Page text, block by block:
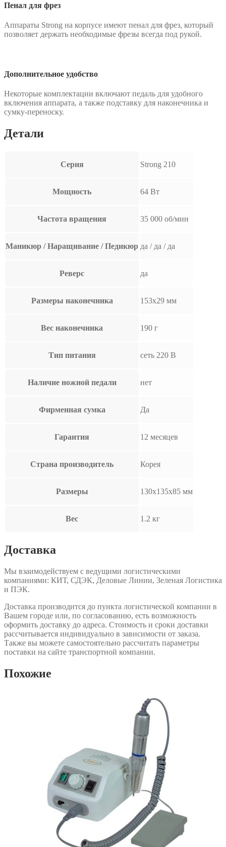
Пенал для фрез
Аппараты Strong на корпусе имеют пенал для фрез, который
позволяет держать необходимые фрезы всегда под рукой.
Дополнительное удобство
Некоторые комплектации включают педаль для удобного
включения аппарата, а также подставку для наконечника и
сумку-переноску.
Детали
Серия Strong 210
Мощность 64 Вт
Частота вращения 35 000 об/мин
Маникюр / Наращивание / Педикюр да / да / да
Реверс да
Размеры наконечника 153х29 мм
Вес наконечника 190 г
Тип питания сеть 220 В
Наличие ножной педали нет
Фирменная сумка Да
Гарантия 12 месяцев
Страна производитель Корея
Размеры 130x135x85 мм
Вес 1.2 кг
Доставка
Мы взаимодействуем с ведущими логистическими
компаниями: КИТ, СДЭК, Деловые Линии, Зеленая Логистика
и ПЭК.
Доставка производится до пункта логистической компании в
Вашем городе или, по согласованию, есть возможность
оформить доставку до адреса. Стоимость и сроки доставки
рассчитывается индивидуально в зависимости от заказа.
Также вы можете самостоятельно рассчитать параметры
поставки на сайте транспортной компании.
Похожие